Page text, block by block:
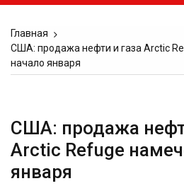
Главная
США: продажа нефти и газа Arctic
начало января
США: продажа
Arctic Refuge
января